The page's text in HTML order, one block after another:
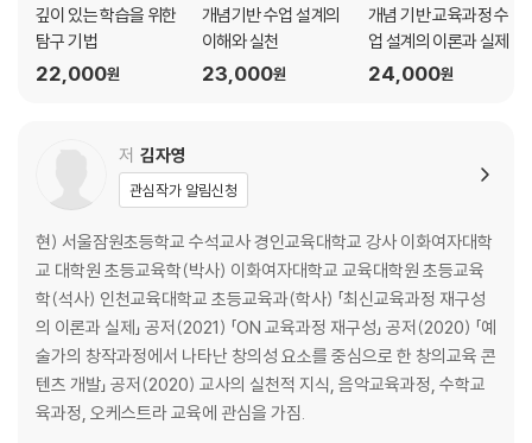
교육의 목적과 내용 90
평가 방향 92
제6장 인간중심 교육을 위한 교육과정 재구성 102
제1절 기본 관점 102
등장 배경 103
주요 학자 및 이론 104
의의와 한계 106
제2절 교육과정 재구성 방향 107
교육의 목적과 내용 107
수업 방향과 원리 108
평가 방향 110
제3절 교육과정 재구성 사례 111
깊이 있는 학습을 위한
탐구 기법
22,000원
개념기반 수업 설계의
이해와 실천
23,000원
개념 기반 교육과정 수
업 설계의 이론과 실제
24,000원
저 김자영
관심작가 알림신청
현) 서울잠원초등학교 수석교사 경인교육대학교 강사 이화여자대학
교 대학원 초등교육학(박사) 이화여자대학교 교육대학원 초등교육
학(석사) 인천교육대학교 초등교육과(학사) 「최신교육과정 재구성
의 이론과 실제」 공저(2021) 「ON 교육과정 재구성」 공저(2020) 「예
술가의 창작과정에서 나타난 창의성 요소를 중심으로 한 창의교육 콘
텐츠 개발」 공저(2020) 교사의 실천적 지식, 음악교육과정, 수학교
육과정, 오케스트라 교육에 관심을 가짐.